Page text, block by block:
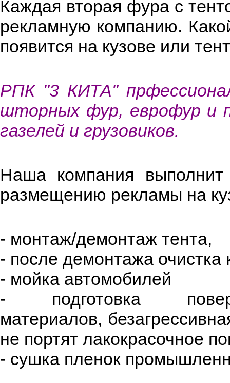
Каждая вторая фура с
рекламную компанию.
появится на кузове или
РПК "3 КИТА"
шторных фур, еврофур и
газелей и грузовиков.
Наша компания
размещению рекламы на
- монтаж/демонтаж тента,
- после демонтажа очистка
- мойка автомобилей
- подготовка
материалов,
не портят лакокрасочное
- сушка пленок